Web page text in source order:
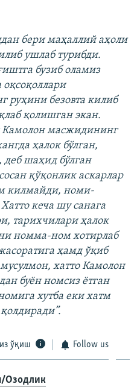
бери маҳаллий аҳоли
ушлаб турибди.
бузиб оламиз
руҳини безовта килиб
қолишган экан.
Камолон масжидининг
ҳалок бўлган,
шаҳид бўлган
қўқонлик аскарлар
килмайди, номи-
кеча шу санага
тарихчилари ҳалок
номма-ном хотирлаб
ҳамд ўқиб
хатто Камолон
буён номсиз ётган
хутба еки хатм
ўқиш Follow us
Озодлик